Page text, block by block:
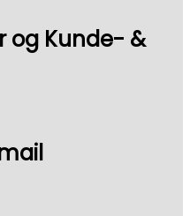
og Kunde- &